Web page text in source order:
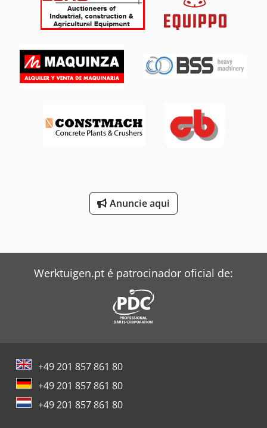
rotação do braço do cesto (superior/inferior) +64°/-70° ·
Capacidade de carga do cesto de trabalho 230 kg · Rotação
(direita/esquerda) 70°/66° · Número permitido de pessoas
(dentro/fora) 2/2 · Peso da plataforma de trabalho 4150 kg ·
Dimensões do cesto de trabalho (comprimento x largura)
1,50 m x 0,98 m · Comprimento total 5,50 m · Largura total
4,50 m · Altura retraída 2,49 m · Comprimento do braço
extensor 1,46 m · Deslocamento do contrapeso
(superestrutura a 90°) 0,19 m · Raio de giro interno/raio de
de escalada 45% · Inclinação permitida no modo de
trabalho 4° · Pneus: pneus de borracha maciça
padrão Estágio V · Potência nominal do motor de
o solo 15 dan/cm2 · Pressão hidráulica 400 bar ·
Capacidade do tanque hidráulico 60 l · Capacidade do
tanque de combustível 53 l · Ruído ambiente (LwA) < 100
Anuncie aqui
Werktuigen.pt é patrocinador oficial de:
+49 201 857 861 80
+49 201 857 861 80
+49 201 857 861 80